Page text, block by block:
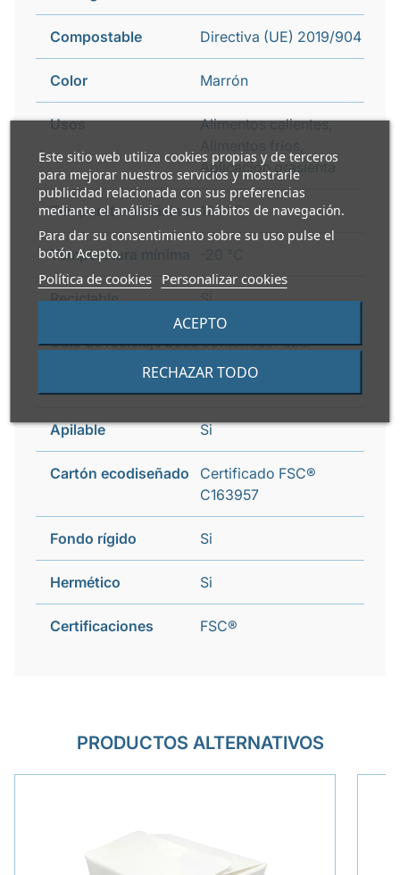
Este sitio web utiliza cookies propias y de terceros
para mejorar nuestros servicios y mostrarle
publicidad relacionada con sus preferencias
mediante el análisis de sus hábitos de navegación.
Para dar su consentimiento sobre su uso pulse el
botón Acepto.
Política de cookies Personalizar cookies
RECHAZAR TODO
ACEPTO
Compostable Directiva (UE) 2019/904
Color Marrón
Usos
Alimentos calientes,
Aplicación grasienta
Temperatura máxima 120 °C
Temperatura mínima
Reciclable Si
Guía de reciclaje baseContenedor azul
Apilable Si
Cartón ecodiseñado
Certificado FSC®
C163957
Fondo rígido Si
Hermético Si
Certificaciones FSC®
PRODUCTOS ALTERNATIVOS